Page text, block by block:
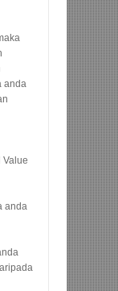
anda
anda